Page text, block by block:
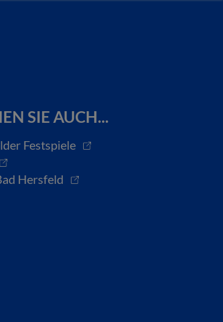
SIE AUCH...
Festspiele
Hersfeld